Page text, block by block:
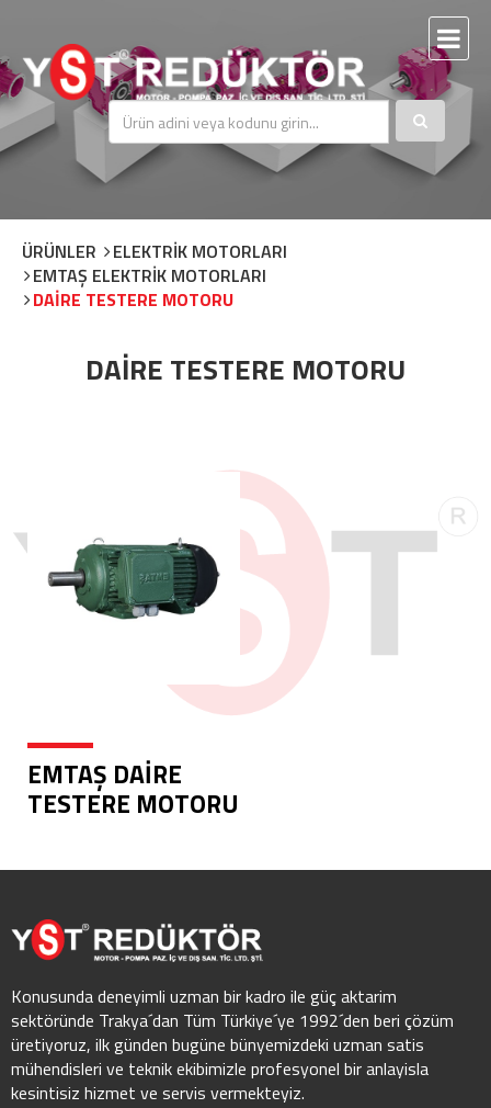
ÜRÜNLER
ELEKTRİK MOTORLARI
EMTAŞ ELEKTRİK MOTORLARI
DAİRE TESTERE MOTORU
DAİRE TESTERE MOTORU
EMTAŞ DAİRE
TESTERE MOTORU
Konusunda deneyimli uzman bir kadro ile güç aktarim
sektöründe Trakya´dan Tüm Türkiye´ye 1992´den beri çözüm
üretiyoruz, ilk günden bugüne bünyemizdeki uzman satis
mühendisleri ve teknik ekibimizle profesyonel bir anlayisla
kesintisiz hizmet ve servis vermekteyiz.